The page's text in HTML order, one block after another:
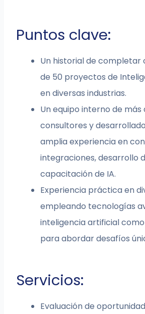
Puntos clave:
Un historial de completar
de 50 proyectos de
en diversas industrias.
Un equipo interno de más
consultores y
amplia experiencia en
integraciones, desarrollo
capacitación de IA.
Experiencia práctica en
empleando tecnologías
inteligencia artificial como
para abordar desafíos
Servicios:
Evaluación de